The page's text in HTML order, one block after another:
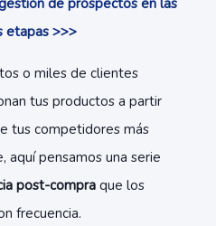
de prospectos en las
etapas >>>
o miles de clientes
tus productos a partir
tus competidores más
aquí pensamos una serie
post-compra que los
frecuencia.